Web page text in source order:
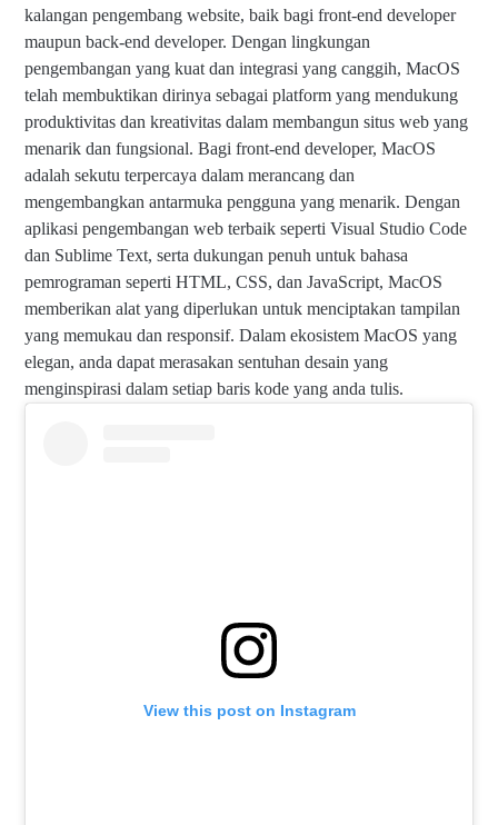
kalangan pengembang website, baik bagi front-end developer
maupun back-end developer. Dengan lingkungan
pengembangan yang kuat dan integrasi yang canggih, MacOS
telah membuktikan dirinya sebagai platform yang mendukung
produktivitas dan kreativitas dalam membangun situs web yang
menarik dan fungsional. Bagi front-end developer, MacOS
adalah sekutu terpercaya dalam merancang dan
mengembangkan antarmuka pengguna yang menarik. Dengan
aplikasi pengembangan web terbaik seperti Visual Studio Code
dan Sublime Text, serta dukungan penuh untuk bahasa
pemrograman seperti HTML, CSS, dan JavaScript, MacOS
memberikan alat yang diperlukan untuk menciptakan tampilan
yang memukau dan responsif. Dalam ekosistem MacOS yang
elegan, anda dapat merasakan sentuhan desain yang
menginspirasi dalam setiap baris kode yang anda tulis.
View this post on Instagram